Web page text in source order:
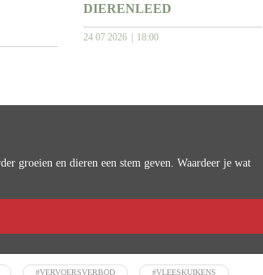
DIERENLEED
24 07 2026 18:00
groeien en dieren een stem geven. Waardeer je wat
#VERVOERSVERBOD #VLEESKUIKENS